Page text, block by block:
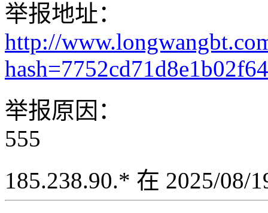
举报地址：
http://
举报原因：
555
185.238.90.* 在 2025/08/